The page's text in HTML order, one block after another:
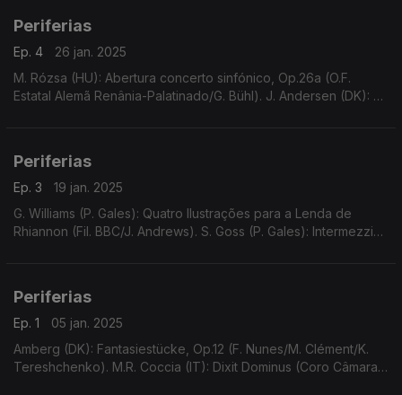
Periferias
Ep. 4
26 jan. 2025
M. Rózsa (HU): Abertura concerto sinfónico, Op.26a (O.F.
Estatal Alemã Renânia-Palatinado/G. Bühl). J. Andersen (DK): 6
Periferias
Ep. 3
19 jan. 2025
G. Williams (P. Gales): Quatro Ilustrações para a Lenda de
Rhiannon (Fil. BBC/J. Andrews). S. Goss (P. Gales): Intermezzi
Periferias
Ep. 1
05 jan. 2025
Amberg (DK): Fantasiestücke, Op.12 (F. Nunes/M. Clément/K.
Tereshchenko). M.R. Coccia (IT): Dixit Dominus (Coro Câmara